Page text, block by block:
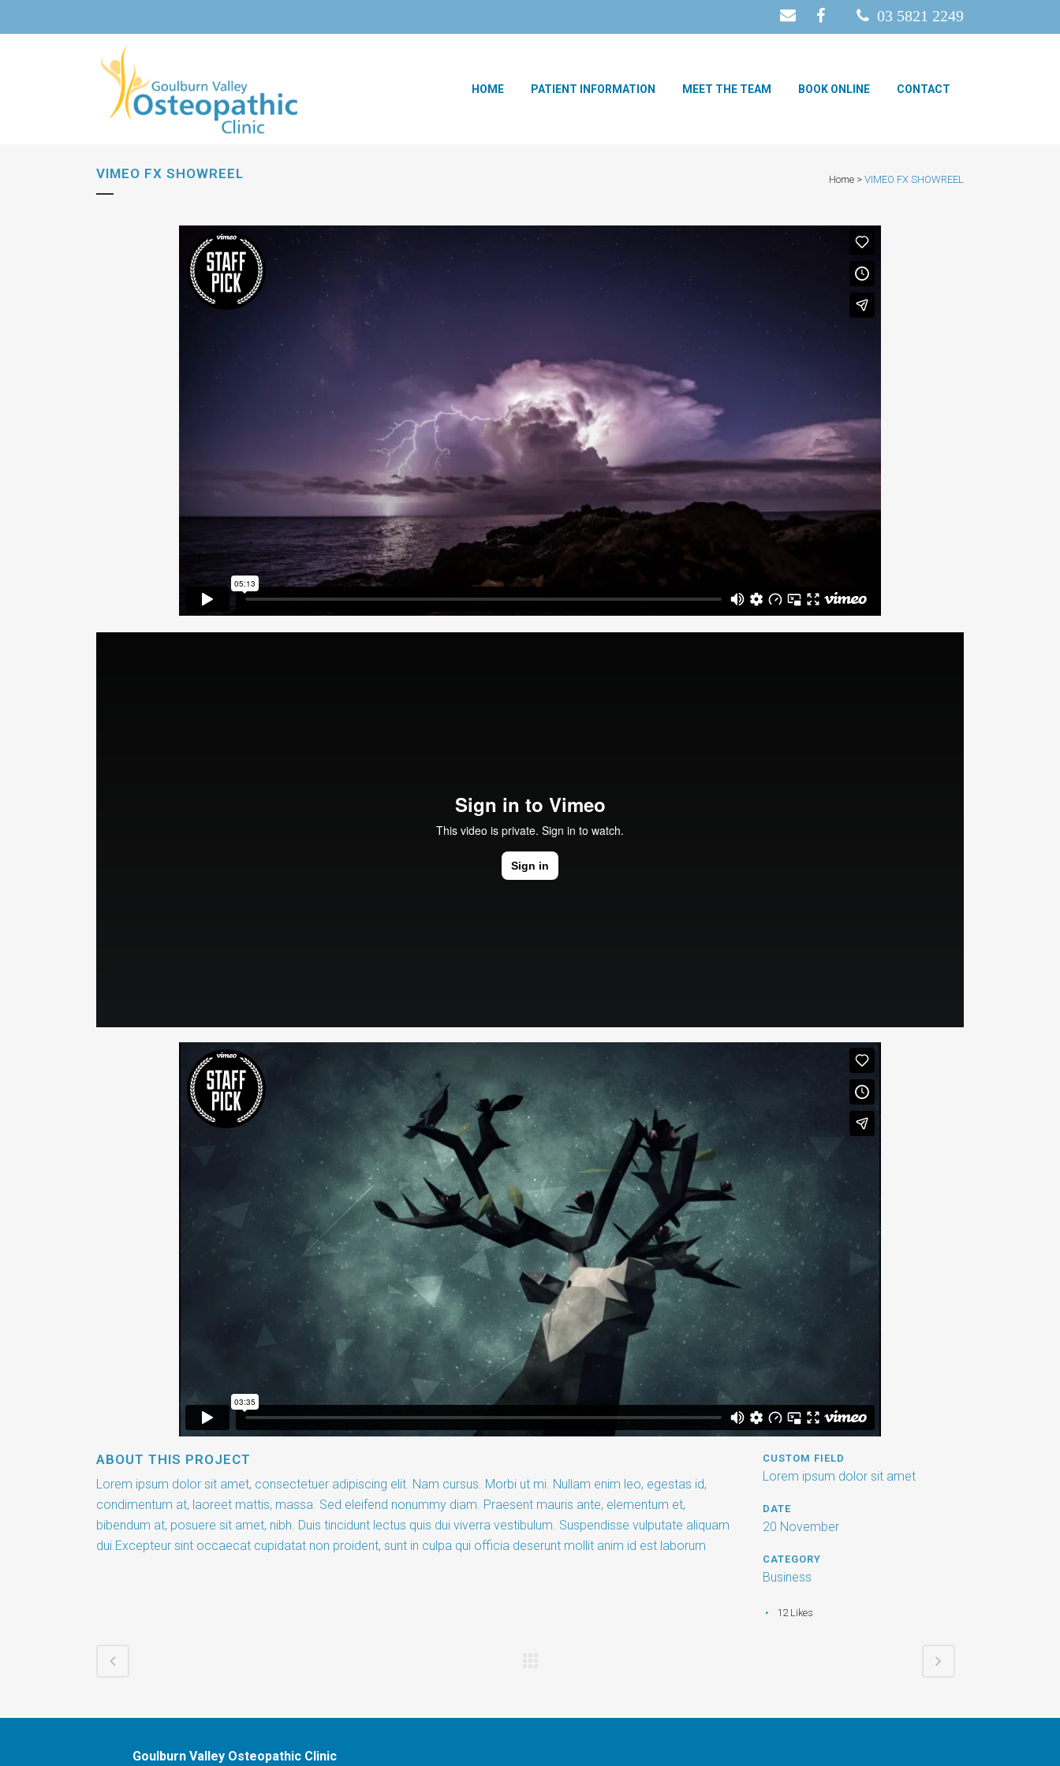
03 5821 2249
HOME PATIENT INFORMATION MEET THE TEAM BOOK ONLINE CONTACT
VIMEO FX SHOWREEL Home > VIMEO FX SHOWREEL
ABOUT THIS PROJECT
Lorem ipsum dolor sit amet, consectetuer adipiscing elit. Nam cursus. Morbi ut mi. Nullam enim leo, egestas id,
condimentum at, laoreet mattis, massa. Sed eleifend nonummy diam. Praesent mauris ante, elementum et,
bibendum at, posuere sit amet, nibh. Duis tincidunt lectus quis dui viverra vestibulum. Suspendisse vulputate aliquam
dui.Excepteur sint occaecat cupidatat non proident, sunt in culpa qui officia deserunt mollit anim id est laborum
CUSTOM FIELD
Lorem ipsum dolor sit amet
DATE
20 November
CATEGORY
Business
12Likes
Goulburn Valley Osteopathic Clinic